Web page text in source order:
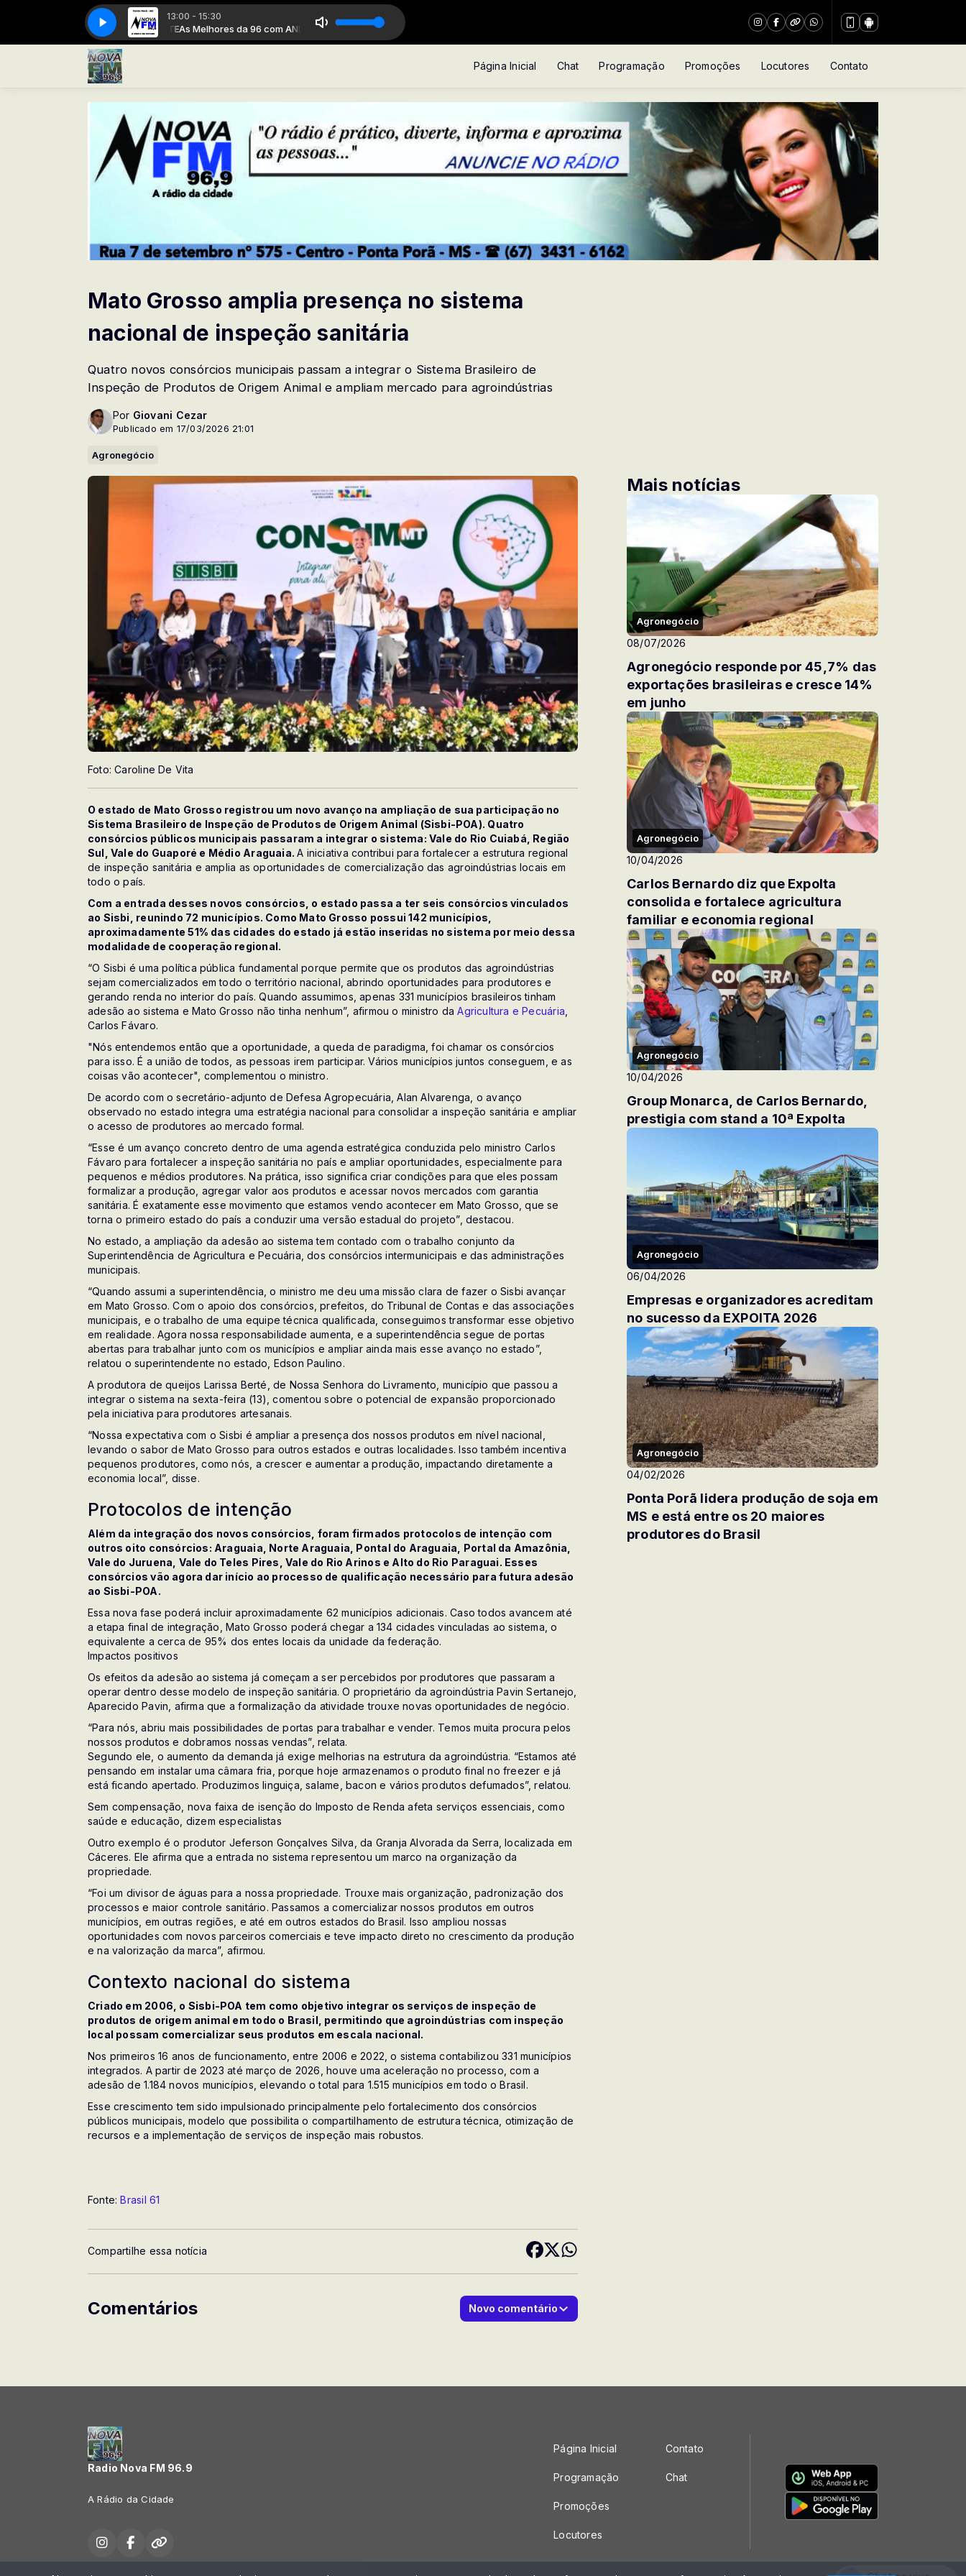
13:00 - 15:30
96 com ANDRÉ CAVALCANTEAs Melhores da 96 com ANDRÉ CAVALCANTE
A Rádio da cidade
Página Inicial Chat Programação Promoções Locutores Contato
Mato Grosso amplia presença no sistema
nacional de inspeção sanitária
Quatro novos consórcios municipais passam a integrar o Sistema Brasileiro de
Inspeção de Produtos de Origem Animal e ampliam mercado para agroindústrias
Por Giovani Cezar
Publicado em 17/03/2026 21:01
Agronegócio
Foto: Caroline De Vita
O estado de Mato Grosso registrou um novo avanço na ampliação de sua participação no
Sistema Brasileiro de Inspeção de Produtos de Origem Animal (Sisbi-POA). Quatro
consórcios públicos municipais passaram a integrar o sistema: Vale do Rio Cuiabá, Região
Sul, Vale do Guaporé e Médio Araguaia.A iniciativa contribui para fortalecer a estrutura regional
de inspeção sanitária e amplia as oportunidades de comercialização das agroindústrias locais em
todo o país.
Com a entrada desses novos consórcios, o estado passa a ter seis consórcios vinculados
ao Sisbi, reunindo 72 municípios. Como Mato Grosso possui 142 municípios,
aproximadamente 51% das cidades do estado já estão inseridas no sistema por meio dessa
modalidade de cooperação regional.
“O Sisbi é uma política pública fundamental porque permite que os produtos das agroindústrias
sejam comercializados em todo o território nacional, abrindo oportunidades para produtores e
gerando renda no interior do país. Quando assumimos, apenas 331 municípios brasileiros tinham
adesão ao sistema e Mato Grosso não tinha nenhum”, afirmou o ministro daAgricultura e Pecuária
Carlos Fávaro.
"Nós entendemos então que a oportunidade, a queda de paradigma, foi chamar os consórcios
para isso. É a união de todos, as pessoas irem participar. Vários municípios juntos conseguem, e as
coisas vão acontecer", complementou o ministro.
De acordo com o secretário-adjunto de Defesa Agropecuária, Alan Alvarenga, o avanço
observado no estado integra uma estratégia nacional para consolidar a inspeção sanitária e ampliar
o acesso de produtores ao mercado formal.
“Esse é um avanço concreto dentro de uma agenda estratégica conduzida pelo ministro Carlos
Fávaro para fortalecer a inspeção sanitária no país e ampliar oportunidades, especialmente para
pequenos e médios produtores. Na prática, isso significa criar condições para que eles possam
formalizar a produção, agregar valor aos produtos e acessar novos mercados com garantia
sanitária. É exatamente esse movimento que estamos vendo acontecer em Mato Grosso, que se
torna o primeiro estado do país a conduzir uma versão estadual do projeto”, destacou.
No estado, a ampliação da adesão ao sistema tem contado com o trabalho conjunto da
Superintendência de Agricultura e Pecuária, dos consórcios intermunicipais e das administrações
municipais.
“Quando assumi a superintendência, o ministro me deu uma missão clara de fazer o Sisbi avançar
em Mato Grosso. Com o apoio dos consórcios, prefeitos, do Tribunal de Contas e das associações
municipais, e o trabalho de uma equipe técnica qualificada, conseguimos transformar esse objetivo
em realidade. Agora nossa responsabilidade aumenta, e a superintendência segue de portas
abertas para trabalhar junto com os municípios e ampliar ainda mais esse avanço no estado”,
relatou o superintendente no estado, Edson Paulino.
A produtora de queijos Larissa Berté, de Nossa Senhora do Livramento, município que passou a
integrar o sistema na sexta-feira (13), comentou sobre o potencial de expansão proporcionado
pela iniciativa para produtores artesanais.
“Nossa expectativa com o Sisbi é ampliar a presença dos nossos produtos em nível nacional,
levando o sabor de Mato Grosso para outros estados e outras localidades. Isso também incentiva
pequenos produtores, como nós, a crescer e aumentar a produção, impactando diretamente a
economia local”, disse.
Protocolos de intenção
Além da integração dos novos consórcios, foram firmados protocolos de intenção com
outros oito consórcios: Araguaia, Norte Araguaia, Pontal do Araguaia, Portal da Amazônia,
Vale do Juruena, Vale do Teles Pires, Vale do Rio Arinos e Alto do Rio Paraguai. Esses
consórcios vão agora dar início ao processo de qualificação necessário para futura adesão
ao Sisbi-POA.
Essa nova fase poderá incluir aproximadamente 62 municípios adicionais. Caso todos avancem até
a etapa final de integração, Mato Grosso poderá chegar a 134 cidades vinculadas ao sistema, o
equivalente a cerca de 95% dos entes locais da unidade da federação.
Impactos positivos
Os efeitos da adesão ao sistema já começam a ser percebidos por produtores que passaram a
operar dentro desse modelo de inspeção sanitária. O proprietário da agroindústria Pavin Sertanejo,
Aparecido Pavin, afirma que a formalização da atividade trouxe novas oportunidades de negócio.
“Para nós, abriu mais possibilidades de portas para trabalhar e vender. Temos muita procura pelos
nossos produtos e dobramos nossas vendas”, relata.
Segundo ele, o aumento da demanda já exige melhorias na estrutura da agroindústria. “Estamos até
pensando em instalar uma câmara fria, porque hoje armazenamos o produto final no freezer e já
está ficando apertado. Produzimos linguiça, salame, bacon e vários produtos defumados”, relatou.
Sem compensação, nova faixa de isenção do Imposto de Renda afeta serviços essenciais, como
saúde e educação, dizem especialistas
Outro exemplo é o produtor Jeferson Gonçalves Silva, da Granja Alvorada da Serra, localizada em
Cáceres. Ele afirma que a entrada no sistema representou um marco na organização da
propriedade.
“Foi um divisor de águas para a nossa propriedade. Trouxe mais organização, padronização dos
processos e maior controle sanitário. Passamos a comercializar nossos produtos em outros
municípios, em outras regiões, e até em outros estados do Brasil. Isso ampliou nossas
oportunidades com novos parceiros comerciais e teve impacto direto no crescimento da produção
e na valorização da marca”, afirmou.
Contexto nacional do sistema
Criado em 2006, o Sisbi-POA tem como objetivo integrar os serviços de inspeção de
produtos de origem animal em todo o Brasil, permitindo que agroindústrias com inspeção
local possam comercializar seus produtos em escala nacional.
Nos primeiros 16 anos de funcionamento, entre 2006 e 2022, o sistema contabilizou 331 municípios
integrados. A partir de 2023 até março de 2026, houve uma aceleração no processo, com a
adesão de 1.184 novos municípios, elevando o total para 1.515 municípios em todo o Brasil.
Esse crescimento tem sido impulsionado principalmente pelo fortalecimento dos consórcios
públicos municipais, modelo que possibilita o compartilhamento de estrutura técnica, otimização de
recursos e a implementação de serviços de inspeção mais robustos.
Fonte:Brasil 61
Compartilhe essa notícia
Comentários Novo comentário
Mais notícias
Agronegócio
08/07/2026
Agronegócio responde por 45,7% das
exportações brasileiras e cresce 14%
em junho
Agronegócio
10/04/2026
Carlos Bernardo diz que ExpoIta
consolida e fortalece agricultura
familiar e economia regional
Agronegócio
10/04/2026
Group Monarca, de Carlos Bernardo,
prestigia com stand a 10ª ExpoIta
Agronegócio
06/04/2026
Empresas e organizadores acreditam
no sucesso da EXPOITA 2026
Agronegócio
04/02/2026
Ponta Porã lidera produção de soja em
MS e está entre os 20 maiores
produtores do Brasil
Radio Nova FM 96.9
A Rádio da Cidade
Página Inicial
Programação
Promoções
Locutores
Contato
Chat